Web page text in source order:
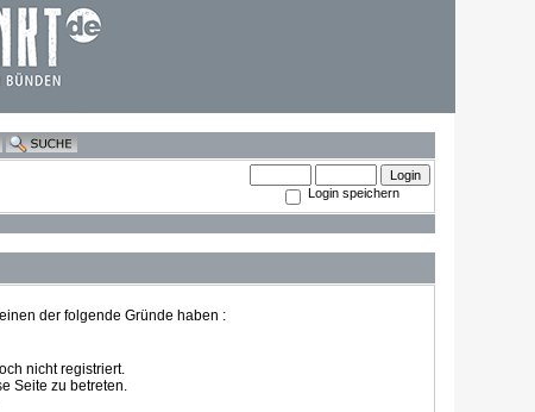
Login speichern
der folgende Gründe haben :
nicht registriert.
Seite zu betreten.